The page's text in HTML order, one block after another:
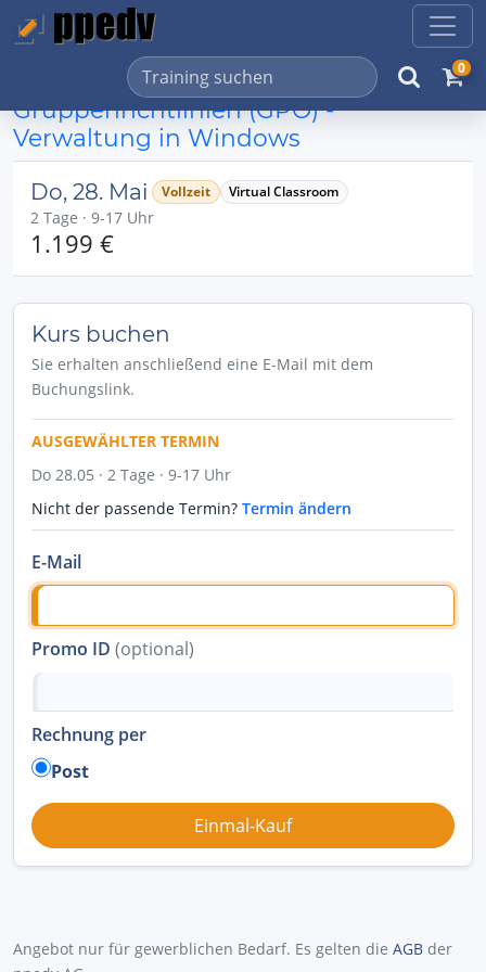
0
Gruppenrichtlinien (GPO) -
Verwaltung in Windows
Do, 28. Mai Vollzeit Virtual Classroom
2 Tage · 9-17 Uhr
1.199 €
Kurs buchen
Sie erhalten anschließend eine E-Mail mit dem
Buchungslink.
AUSGEWÄHLTER TERMIN
Do 28.05 · 2 Tage · 9-17 Uhr
Nicht der passende Termin? Termin ändern
E-Mail
Promo ID (optional)
Rechnung per
Post
Angebot nur für gewerblichen Bedarf. Es gelten die AGB der